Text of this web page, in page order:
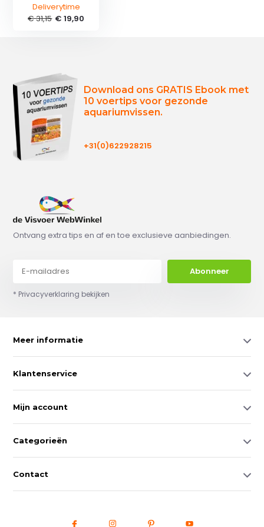
Deliverytime
€ 31,15 € 19,90
Download ons GRATIS Ebook met
10 voertips voor gezonde
aquariumvissen.
+31(0)622928215
Ontvang extra tips en af en toe exclusieve aanbiedingen.
Abonneer
* Privacyverklaring bekijken
Meer informatie
Klantenservice
Mijn account
Categorieën
Contact